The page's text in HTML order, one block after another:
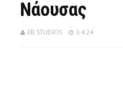
Νάουσας
EB STUDIOS 3.4.24